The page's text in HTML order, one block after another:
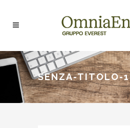
SENZA-TITOLO-1